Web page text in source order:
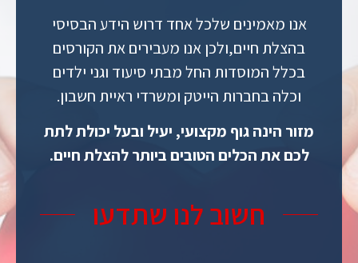
אנו מאמינים שלכל אחד דרוש הידע הבסיסי
בהצלת חיים,ולכן אנו מעבירים את הקורסים
בכלל המוסדות החל מבתי סיעוד וגני ילדים
וכלה בחברות הייטק ומשרדי ראיית חשבון.
מזור הינה גוף מקצועי, יעיל ובעל יכולת לתת
לכם את הכלים הטובים ביותר להצלת חיים.
חשוב לנו שתדעו